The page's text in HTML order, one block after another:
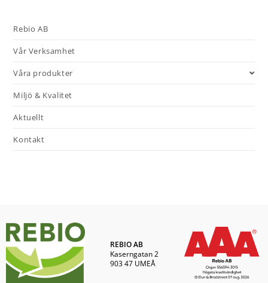
Rebio AB
Vår Verksamhet
Våra produkter
Miljö & Kvalitet
Aktuellt
Kontakt
REBIO AB
Kaserngatan 2
903 47 UMEÅ